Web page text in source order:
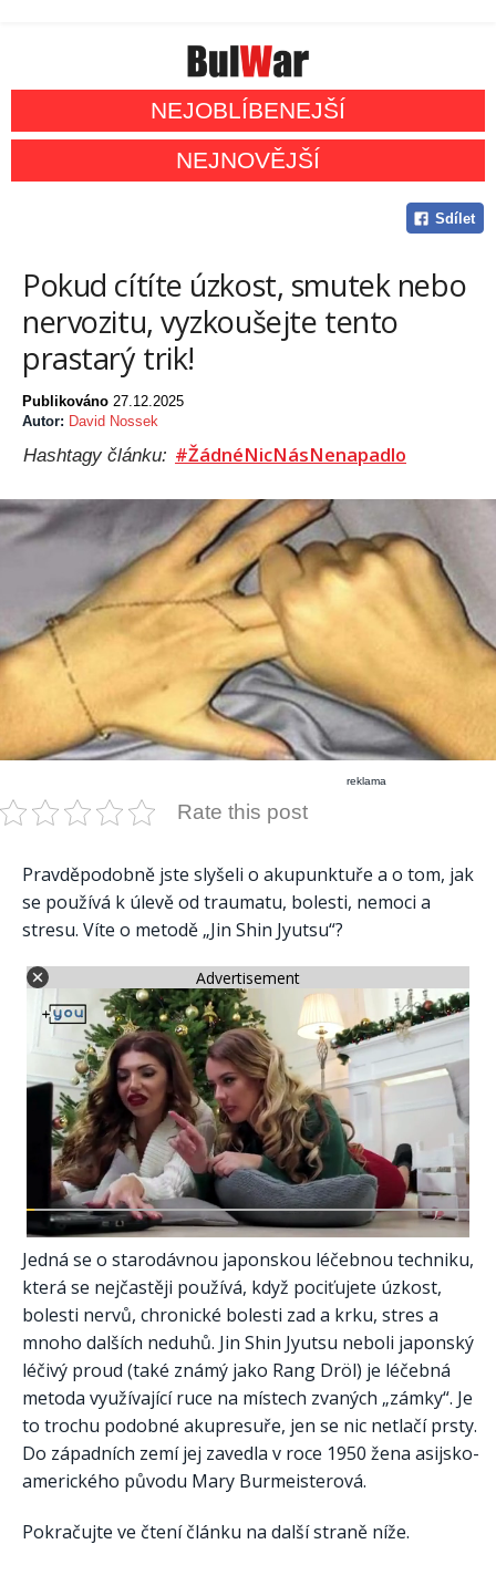
NEJOBLÍBENEJŠÍ
NEJNOVĚJŠÍ
Sdílet
Pokud cítíte úzkost, smutek nebo
nervozitu, vyzkoušejte tento
prastarý trik!
Publikováno 27.12.2025
Autor: David Nossek
Hashtagy článku: #ŽádnéNicNásNenapadlo
reklama
Rate this post
Pravděpodobně jste slyšeli o akupunktuře a o tom, jak
se používá k úlevě od traumatu, bolesti, nemoci a
stresu. Víte o metodě „Jin Shin Jyutsu“?
Advertisement
Jedná se o starodávnou japonskou léčebnou techniku,
která se nejčastěji používá, když pociťujete úzkost,
bolesti nervů, chronické bolesti zad a krku, stres a
mnoho dalších neduhů. Jin Shin Jyutsu neboli japonský
léčivý proud (také známý jako Rang Dröl) je léčebná
metoda využívající ruce na místech zvaných „zámky“. Je
to trochu podobné akupresuře, jen se nic netlačí prsty.
Do západních zemí jej zavedla v roce 1950 žena asijsko-
amerického původu Mary Burmeisterová.
Pokračujte ve čtení článku na další straně níže.